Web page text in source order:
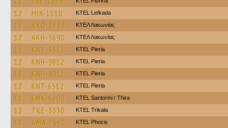
12 MIX-1110 KTEL Lefkada
12 AXO-1733 ΚΤΕΛ Λακωνίας
12 AKH-5690 ΚΤΕΛ Λακωνίας
12 KNB-3512 KTEL Pieria
12 KNH-9812 KTEL Pieria
12 KNP-4012 KTEL Pieria
12 KNT-6512 KTEL Pieria
12 EMK-5200 KTEL Santorini / Thira
12 TKE-3330 ΚΤΕL Τrikala
12 AMA-7560 ΚΤΕL Phocis